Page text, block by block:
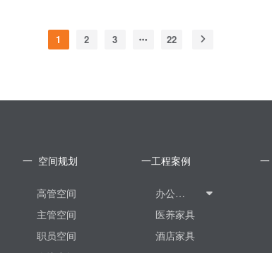
1 2 3 22
一 空间规划
高管空间
主管空间
职员空间
一工程案例
办公家具
医养家具
酒店家具